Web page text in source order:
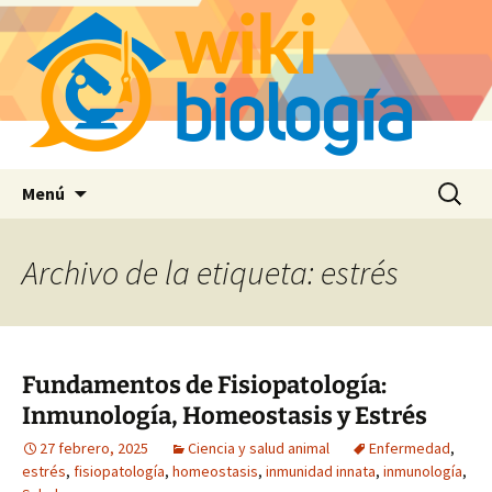
Menú Buscar:
Archivo de la etiqueta: estrés
Fundamentos de Fisiopatología:
Inmunología, Homeostasis y Estrés
27 febrero, 2025 Ciencia y salud animal Enfermedad,
estrés, fisiopatología, homeostasis, inmunidad innata, inmunología,